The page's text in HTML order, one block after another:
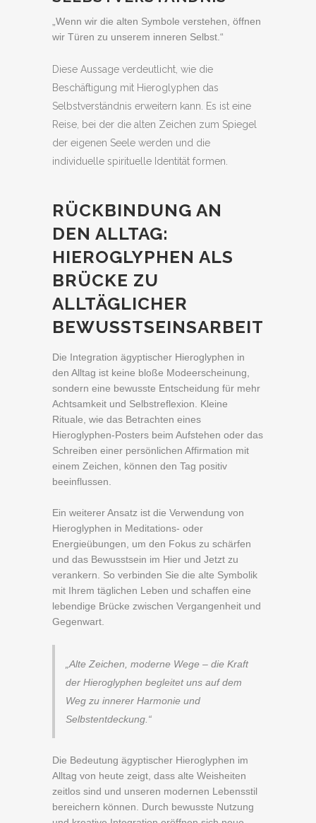
„Wenn wir die alten Symbole verstehen, öffnen
wir Türen zu unserem inneren Selbst.“
Diese Aussage verdeutlicht, wie die
Beschäftigung mit Hieroglyphen das
Selbstverständnis erweitern kann. Es ist eine
Reise, bei der die alten Zeichen zum Spiegel
der eigenen Seele werden und die
individuelle spirituelle Identität formen.
RÜCKBINDUNG AN
DEN ALLTAG:
HIEROGLYPHEN ALS
BRÜCKE ZU
ALLTÄGLICHER
BEWUSSTSEINSARBEIT
Die Integration ägyptischer Hieroglyphen in
den Alltag ist keine bloße Modeerscheinung,
sondern eine bewusste Entscheidung für mehr
Achtsamkeit und Selbstreflexion. Kleine
Rituale, wie das Betrachten eines
Hieroglyphen-Posters beim Aufstehen oder das
Schreiben einer persönlichen Affirmation mit
einem Zeichen, können den Tag positiv
beeinflussen.
Ein weiterer Ansatz ist die Verwendung von
Hieroglyphen in Meditations- oder
Energieübungen, um den Fokus zu schärfen
und das Bewusstsein im Hier und Jetzt zu
verankern. So verbinden Sie die alte Symbolik
mit Ihrem täglichen Leben und schaffen eine
lebendige Brücke zwischen Vergangenheit und
Gegenwart.
„Alte Zeichen, moderne Wege – die Kraft
der Hieroglyphen begleitet uns auf dem
Weg zu innerer Harmonie und
Selbstentdeckung.“
Die Bedeutung ägyptischer Hieroglyphen im
Alltag von heute zeigt, dass alte Weisheiten
zeitlos sind und unseren modernen Lebensstil
bereichern können. Durch bewusste Nutzung